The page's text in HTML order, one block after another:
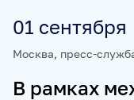
СОЦИАЛЬНЫЙ
ПРОЕКТЫ
SPUTNIKPRO
01 сентября
Москва, пресс-
В рамках